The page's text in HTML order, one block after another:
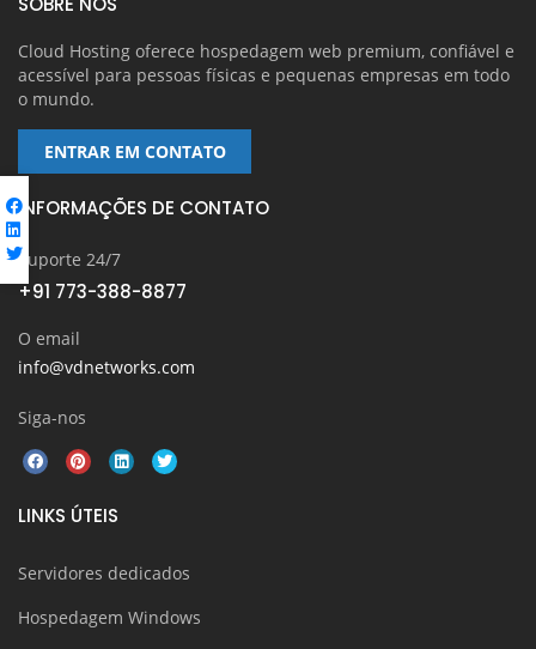
Cloud Hosting oferece hospedagem web premium, confiável e
acessível para pessoas físicas e pequenas empresas em todo
o mundo.
ENTRAR EM CONTATO
INFORMAÇÕES DE CONTATO
Suporte 24/7
+91 773-388-8877
O email
info@vdnetworks.com
Siga-nos
LINKS ÚTEIS
Servidores dedicados
Hospedagem Windows